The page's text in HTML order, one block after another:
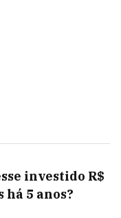
investido R$
há 5 anos?